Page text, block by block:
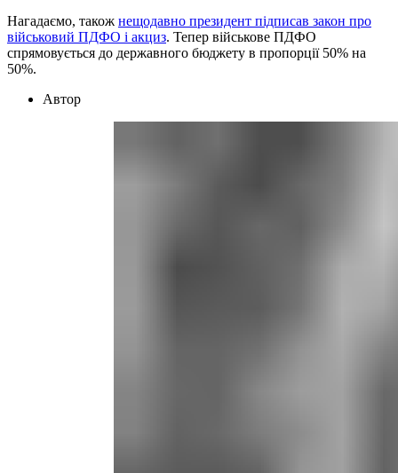
Нагадаємо, також нещодавно президент підписав закон про
військовий ПДФО і акциз. Тепер військове ПДФО
спрямовується до державного бюджету в пропорції 50% на
50%.
Автор